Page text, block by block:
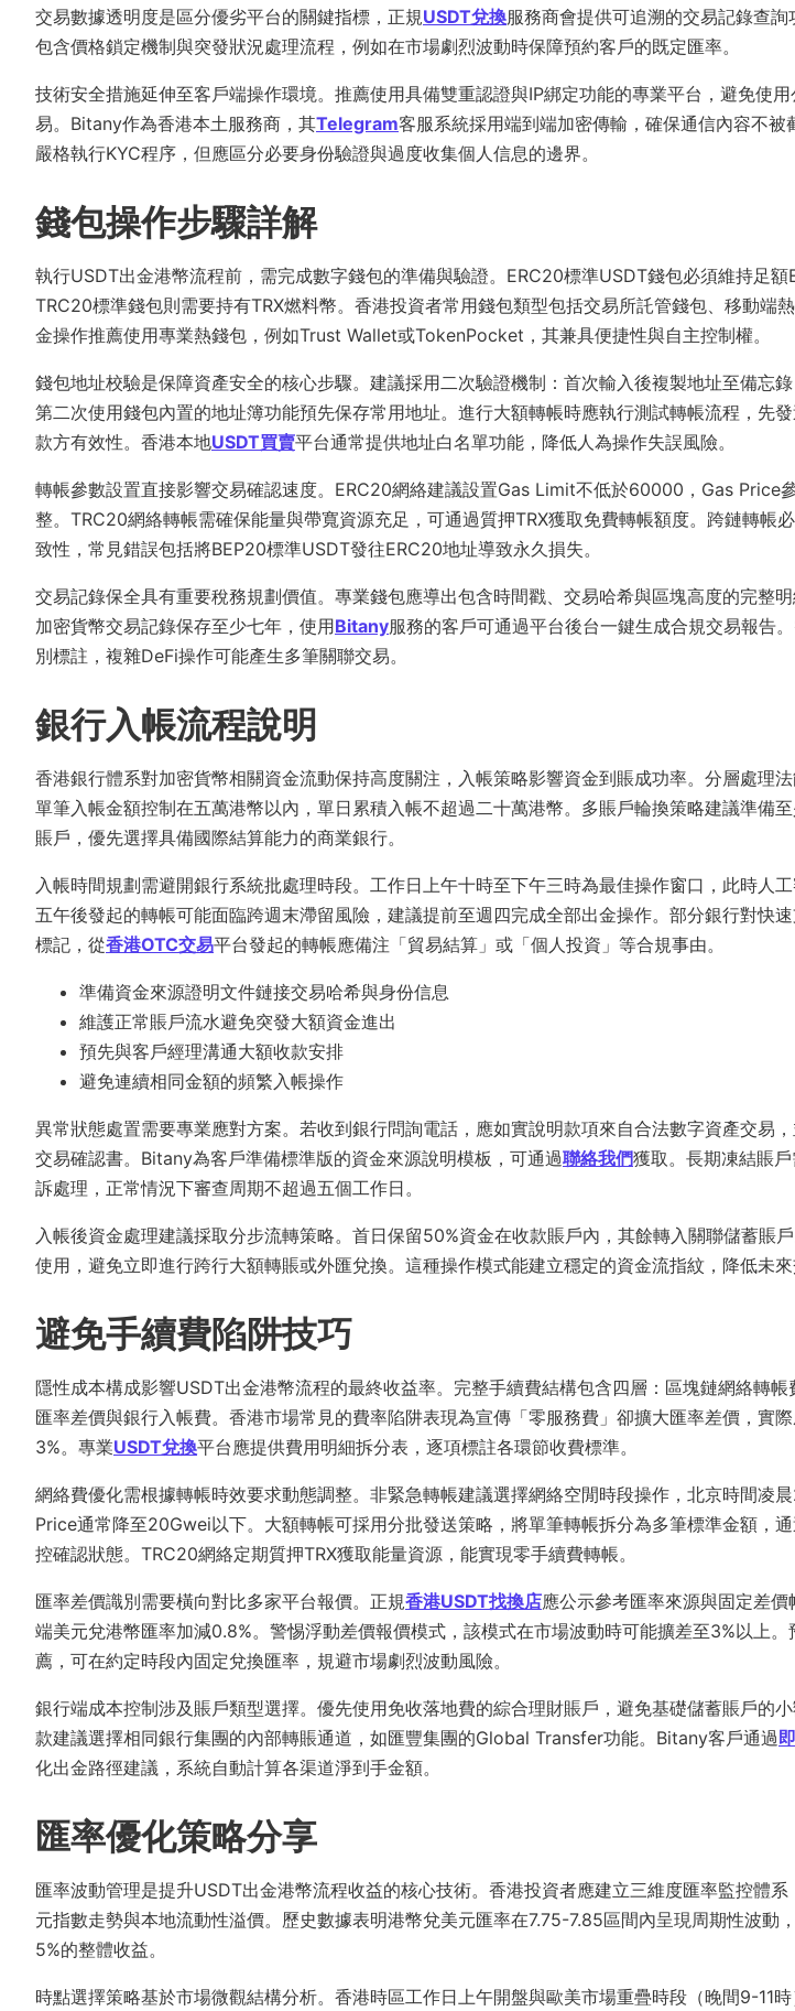
交易數據透明度是區分優劣平台的關鍵指標，正規USDT兌換服務商會提供可追溯的交易記錄查
包含價格鎖定機制與突發狀況處理流程，例如在市場劇烈波動時保障預約客戶的既定匯率。
技術安全措施延伸至客戶端操作環境。推薦使用具備雙重認證與IP綁定功能的專業平台，避免使
易。Bitany作為香港本土服務商，其Telegram客服系統採用端到端加密傳輸，確保通信內容不被
嚴格執行KYC程序，但應區分必要身份驗證與過度收集個人信息的邊界。
錢包操作步驟詳解
執行USDT出金港幣流程前，需完成數字錢包的準備與驗證。ERC20標準USDT錢包必須維持足額
TRC20標準錢包則需要持有TRX燃料幣。香港投資者常用錢包類型包括交易所託管錢包、移動端
金操作推薦使用專業熱錢包，例如Trust Wallet或TokenPocket，其兼具便捷性與自主控制權。
錢包地址校驗是保障資產安全的核心步驟。建議採用二次驗證機制：首次輸入後複製地址至備忘錄
第二次使用錢包內置的地址簿功能預先保存常用地址。進行大額轉帳時應執行測試轉帳流程，先
款方有效性。香港本地USDT買賣平台通常提供地址白名單功能，降低人為操作失誤風險。
轉帳參數設置直接影響交易確認速度。ERC20網絡建議設置Gas Limit不低於60000，Gas Price
整。TRC20網絡轉帳需確保能量與帶寬資源充足，可通過質押TRX獲取免費轉帳額度。跨鏈轉帳
致性，常見錯誤包括將BEP20標準USDT發往ERC20地址導致永久損失。
交易記錄保全具有重要稅務規劃價值。專業錢包應導出包含時間戳、交易哈希與區塊高度的完整
加密貨幣交易記錄保存至少七年，使用Bitany服務的客戶可通過平台後台一鍵生成合規交易報告
別標註，複雜DeFi操作可能產生多筆關聯交易。
銀行入帳流程說明
香港銀行體系對加密貨幣相關資金流動保持高度關注，入帳策略影響資金到賬成功率。分層處理法
單筆入帳金額控制在五萬港幣以內，單日累積入帳不超過二十萬港幣。多賬戶輪換策略建議準備
賬戶，優先選擇具備國際結算能力的商業銀行。
入帳時間規劃需避開銀行系統批處理時段。工作日上午十時至下午三時為最佳操作窗口，此時人
五午後發起的轉帳可能面臨跨週末滯留風險，建議提前至週四完成全部出金操作。部分銀行對快
標記，從香港OTC交易平台發起的轉帳應備注「貿易結算」或「個人投資」等合規事由。
準備資金來源證明文件鏈接交易哈希與身份信息
維護正常賬戶流水避免突發大額資金進出
預先與客戶經理溝通大額收款安排
避免連續相同金額的頻繁入帳操作
異常狀態處置需要專業應對方案。若收到銀行問詢電話，應如實說明款項來自合法數字資產交易
交易確認書。Bitany為客戶準備標準版的資金來源說明模板，可通過聯絡我們獲取。長期凍結賬
訴處理，正常情況下審查周期不超過五個工作日。
入帳後資金處理建議採取分步流轉策略。首日保留50%資金在收款賬戶內，其餘轉入關聯儲蓄賬
使用，避免立即進行跨行大額轉賬或外匯兌換。這種操作模式能建立穩定的資金流指紋，降低未來
避免手續費陷阱技巧
隱性成本構成影響USDT出金港幣流程的最終收益率。完整手續費結構包含四層：區塊鏈網絡轉帳
匯率差價與銀行入帳費。香港市場常見的費率陷阱表現為宣傳「零服務費」卻擴大匯率差價，實
3%。專業USDT兌換平台應提供費用明細拆分表，逐項標註各環節收費標準。
網絡費優化需根據轉帳時效要求動態調整。非緊急轉帳建議選擇網絡空閒時段操作，北京時間凌
Price通常降至20Gwei以下。大額轉帳可採用分批發送策略，將單筆轉帳拆分為多筆標準金額，
控確認狀態。TRC20網絡定期質押TRX獲取能量資源，能實現零手續費轉帳。
匯率差價識別需要橫向對比多家平台報價。正規香港USDT找換店應公示參考匯率來源與固定差
端美元兌港幣匯率加減0.8%。警惕浮動差價報價模式，該模式在市場波動時可能擴差至3%以上。
薦，可在約定時段內固定兌換匯率，規避市場劇烈波動風險。
銀行端成本控制涉及賬戶類型選擇。優先使用免收落地費的綜合理財賬戶，避免基礎儲蓄賬戶的
款建議選擇相同銀行集團的內部轉賬通道，如匯豐集團的Global Transfer功能。Bitany客戶通過
化出金路徑建議，系統自動計算各渠道淨到手金額。
匯率優化策略分享
匯率波動管理是提升USDT出金港幣流程收益的核心技術。香港投資者應建立三維度匯率監控體
元指數走勢與本地流動性溢價。歷史數據表明港幣兌美元匯率在7.75-7.85區間內呈現周期性波動
5%的整體收益。
時點選擇策略基於市場微觀結構分析。香港時區工作日上午開盤與歐美市場重疊時段（晚間9-11